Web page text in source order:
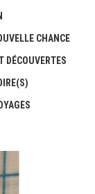
CHANCE
DÉCOUVERTES